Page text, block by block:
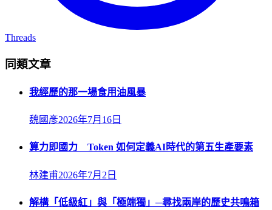
Threads
同類文章
我經歷的那一場食用油風暴
魏國彥2026年7月16日
算力即國力 Token 如何定義AI時代的第五生產要素
林建甫2026年7月2日
解構「低級紅」與「極端獨」─尋找兩岸的歷史共鳴箱